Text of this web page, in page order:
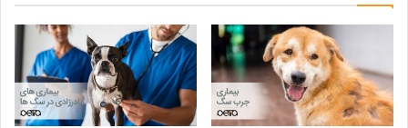
1.3 علائم وجود سنگ مثانه در حیوان چیستند؟
علل بروز سنگ مثانه در حیوانات
نحوه درمان و روش ‌های مقابله
2.1 رژیم های غذایی و دارو درمانی
2.2 درمان با آب یا Urohydropropulsion